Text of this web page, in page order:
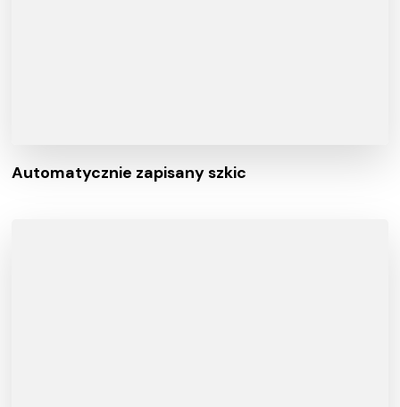
Automatycznie zapisany szkic